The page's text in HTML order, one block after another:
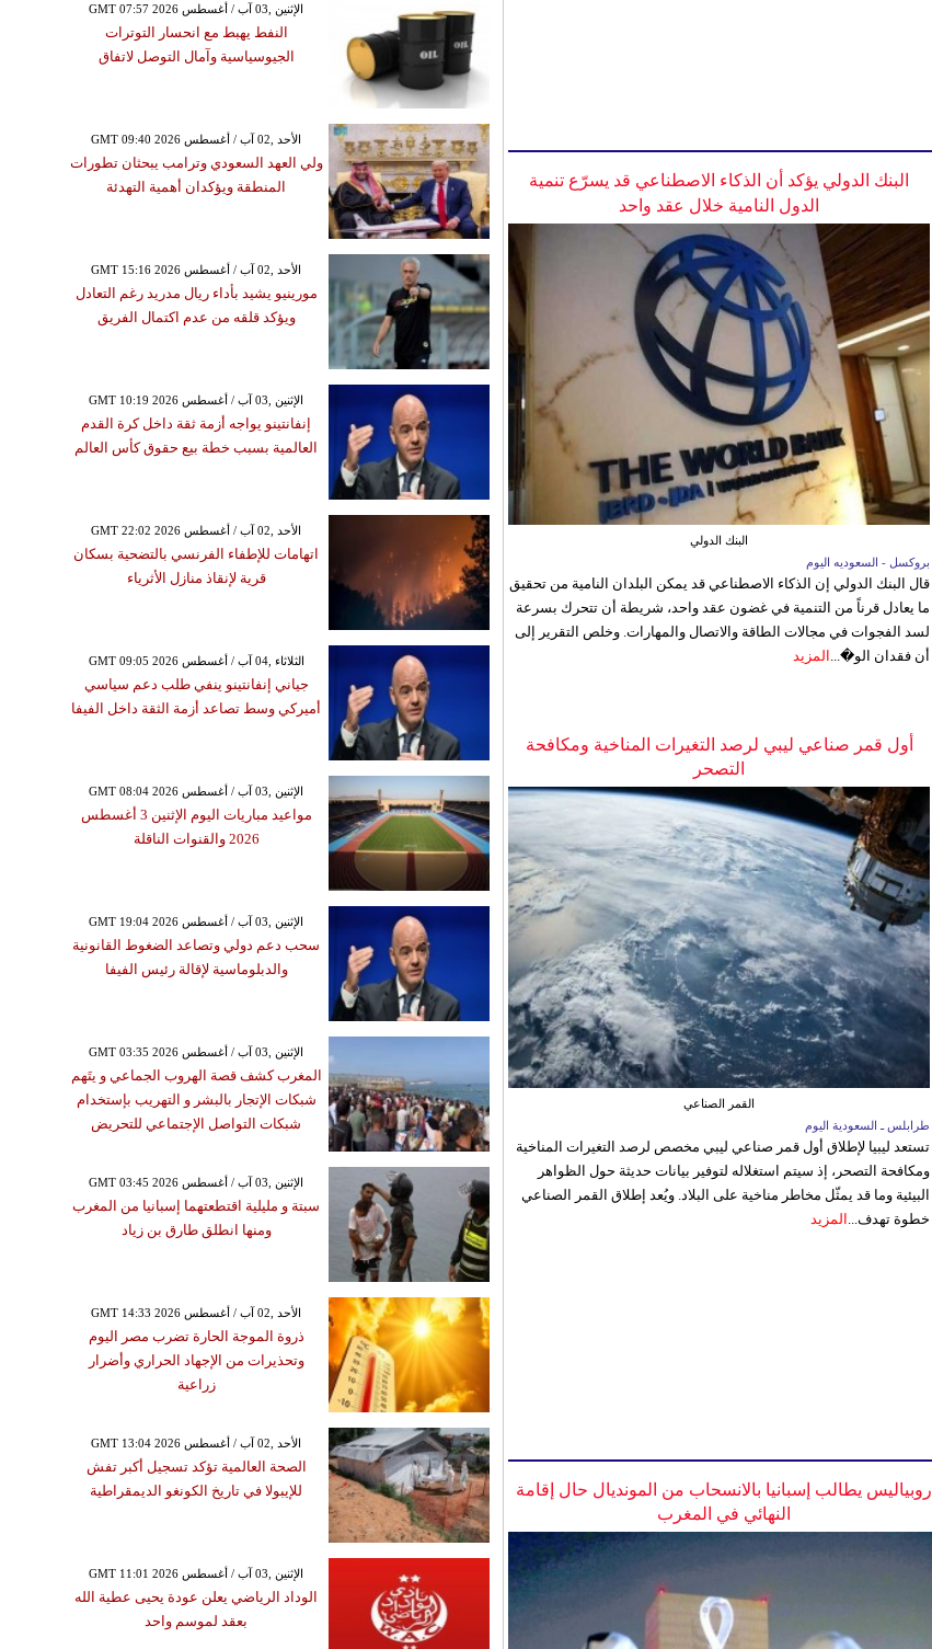
البنك الدولي يؤكد أن الذكاء الاصطناعي قد يسرّع تنمية
الدول النامية خلال عقد واحد
البنك الدولي
بروكسل - السعوديه اليوم
قال البنك الدولي إن الذكاء الاصطناعي قد يمكن البلدان النامية من تحقيق
ما يعادل قرناً من التنمية في غضون عقد واحد، شريطة أن تتحرك بسرعة
لسد الفجوات في مجالات الطاقة والاتصال والمهارات. وخلص التقرير إلى
أن فقدان الو�... المزيد
أول قمر صناعي ليبي لرصد التغيرات المناخية ومكافحة
التصحر
القمر الصناعي
طرابلس ـ السعودية اليوم
تستعد ليبيا لإطلاق أول قمر صناعي ليبي مخصص لرصد التغيرات المناخية
ومكافحة التصحر، إذ سيتم استغلاله لتوفير بيانات حديثة حول الظواهر
البيئية وما قد يمثّل مخاطر مناخية على البلاد. ويُعد إطلاق القمر الصناعي
خطوة تهدف... المزيد
روبياليس يطالب إسبانيا بالانسحاب من المونديال حال إقامة
النهائي في المغرب
GMT 07:57 2026 الإثنين ,03 آب / أغسطس
النفط يهبط مع انحسار التوترات
الجيوسياسية وآمال التوصل لاتفاق
GMT 09:40 2026 الأحد ,02 آب / أغسطس
ولي العهد السعودي وترامب يبحثان تطورات
المنطقة ويؤكدان أهمية التهدئة
GMT 15:16 2026 الأحد ,02 آب / أغسطس
مورينيو يشيد بأداء ريال مدريد رغم التعادل
ويؤكد قلقه من عدم اكتمال الفريق
GMT 10:19 2026 الإثنين ,03 آب / أغسطس
إنفانتينو يواجه أزمة ثقة داخل كرة القدم
العالمية بسبب خطة بيع حقوق كأس العالم
GMT 22:02 2026 الأحد ,02 آب / أغسطس
اتهامات للإطفاء الفرنسي بالتضحية بسكان
قرية لإنقاذ منازل الأثرياء
GMT 09:05 2026 الثلاثاء ,04 آب / أغسطس
جياني إنفانتينو ينفي طلب دعم سياسي
أميركي وسط تصاعد أزمة الثقة داخل الفيفا
GMT 08:04 2026 الإثنين ,03 آب / أغسطس
مواعيد مباريات اليوم الإثنين 3 أغسطس
2026 والقنوات الناقلة
GMT 19:04 2026 الإثنين ,03 آب / أغسطس
سحب دعم دولي وتصاعد الضغوط القانونية
والدبلوماسية لإقالة رئيس الفيفا
GMT 03:35 2026 الإثنين ,03 آب / أغسطس
المغرب كشف قصة الهروب الجماعي و يتَهم
شبكات الإتجار بالبشر و التهريب بإستخدام
شبكات التواصل الإجتماعي للتحريض
GMT 03:45 2026 الإثنين ,03 آب / أغسطس
سبتة و مليلية اقتطعتهما إسبانيا من المغرب
ومنها انطلق طارق بن زياد
GMT 14:33 2026 الأحد ,02 آب / أغسطس
ذروة الموجة الحارة تضرب مصر اليوم
وتحذيرات من الإجهاد الحراري وأضرار
زراعية
GMT 13:04 2026 الأحد ,02 آب / أغسطس
الصحة العالمية تؤكد تسجيل أكبر تفش
للإيبولا في تاريخ الكونغو الديمقراطية
GMT 11:01 2026 الإثنين ,03 آب / أغسطس
الوداد الرياضي يعلن عودة يحيى عطية الله
بعقد لموسم واحد